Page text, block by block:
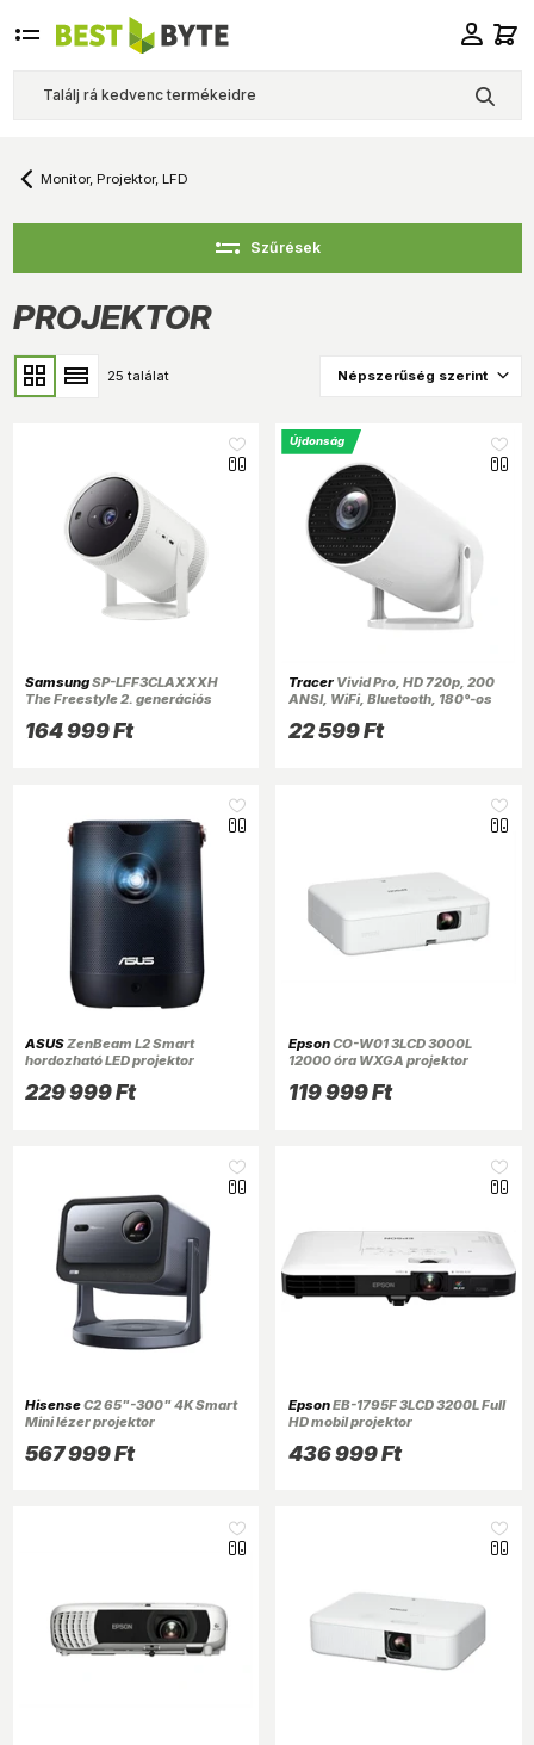
Monitor, Projektor, LFD
PROJEKTOR
25 találat
SamsungSP-LFF3CLAXXXH
The Freestyle 2. generációs
164 999 Ft
Újdonság
TracerVivid Pro, HD 720p, 200
ANSI, WiFi, Bluetooth, 180°-os
multimédia projektor
22 599 Ft
ASUSZenBeam L2 Smart
hordozható LED projektor
229 999 Ft
EpsonCO-W01 3LCD 3000L
12000 óra WXGA projektor
119 999 Ft
HisenseC2 65"-300" 4K Smart
Mini lézer projektor
567 999 Ft
EpsonEB-1795F 3LCD 3200L Full
HD mobil projektor
436 999 Ft
Szűrések